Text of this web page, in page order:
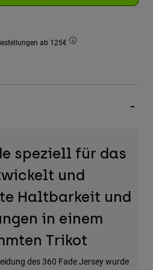
ab 125€
speziell für das
und
Haltbarkeit und
in einem
Trikot
des 360 Fade Jersey wurde